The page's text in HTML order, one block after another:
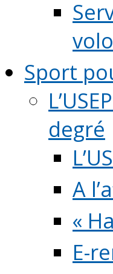
Sport
degré
A
«
E-